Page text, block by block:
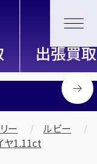
買取専門店「買取大
ー
ルビー
ヤ1.11ct